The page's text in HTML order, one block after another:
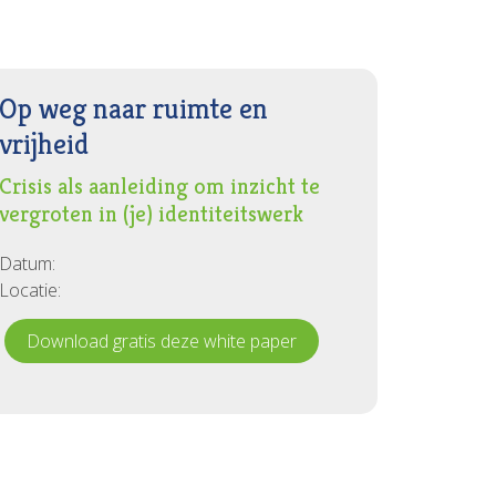
Op weg naar ruimte en
vrijheid
Crisis als aanleiding om inzicht te
vergroten in (je) identiteitswerk
Datum:
Locatie:
Download gratis deze white paper